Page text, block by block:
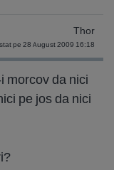
Thor
pe 28 August 2009 16:18
morcov da nici
pe jos da nici